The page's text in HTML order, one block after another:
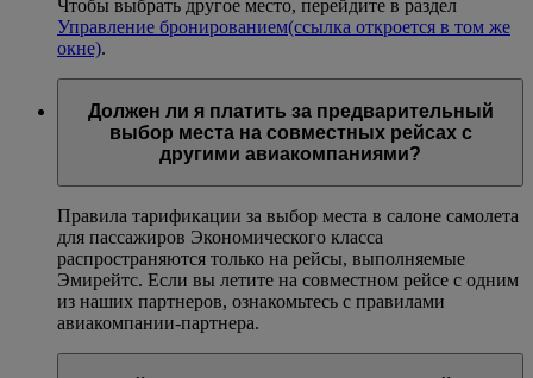
Чтобы выбрать другое место, перейдите в раздел
Управление бронированием(ссылка откроется в том же
окне).
Должен ли я платить за предварительный
выбор места на совместных рейсах с
другими авиакомпаниями?
Правила тарификации за выбор места в салоне самолета
для пассажиров Экономического класса
распространяются только на рейсы, выполняемые
Эмирейтс. Если вы летите на совместном рейсе с одним
из наших партнеров, ознакомьтесь с правилами
авиакомпании-партнера.